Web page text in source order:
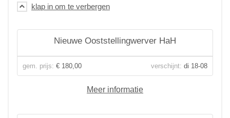
Nieuwe Ooststellingwerver HaH
gem. prijs: € 180,00 verschijnt: di 18-08
Meer informatie